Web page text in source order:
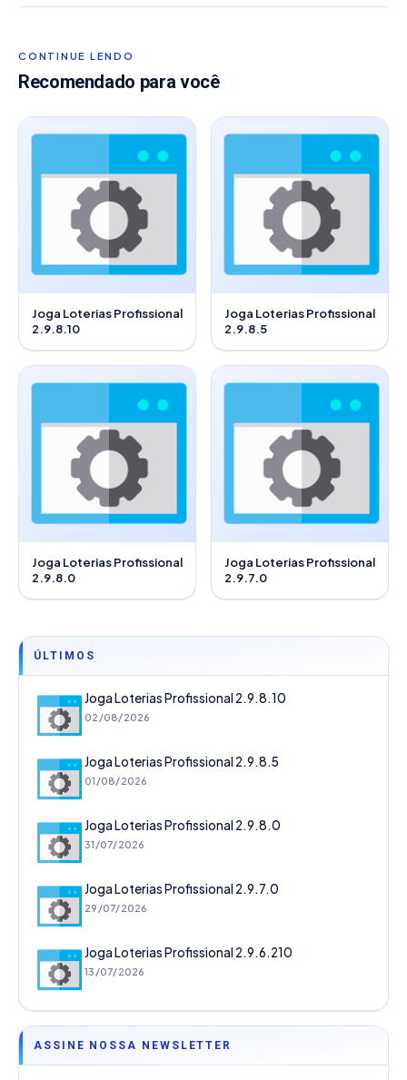
CONTINUE LENDO
Recomendado para você
Joga Loterias Profissional
2.9.8.10
Joga Loterias Profissional
2.9.8.5
Joga Loterias Profissional
2.9.8.0
Joga Loterias Profissional
2.9.7.0
ÚLTIMOS
Joga Loterias Profissional 2.9.8.10
02/08/2026
Joga Loterias Profissional 2.9.8.5
01/08/2026
Joga Loterias Profissional 2.9.8.0
31/07/2026
Joga Loterias Profissional 2.9.7.0
29/07/2026
Joga Loterias Profissional 2.9.6.210
13/07/2026
ASSINE NOSSA NEWSLETTER